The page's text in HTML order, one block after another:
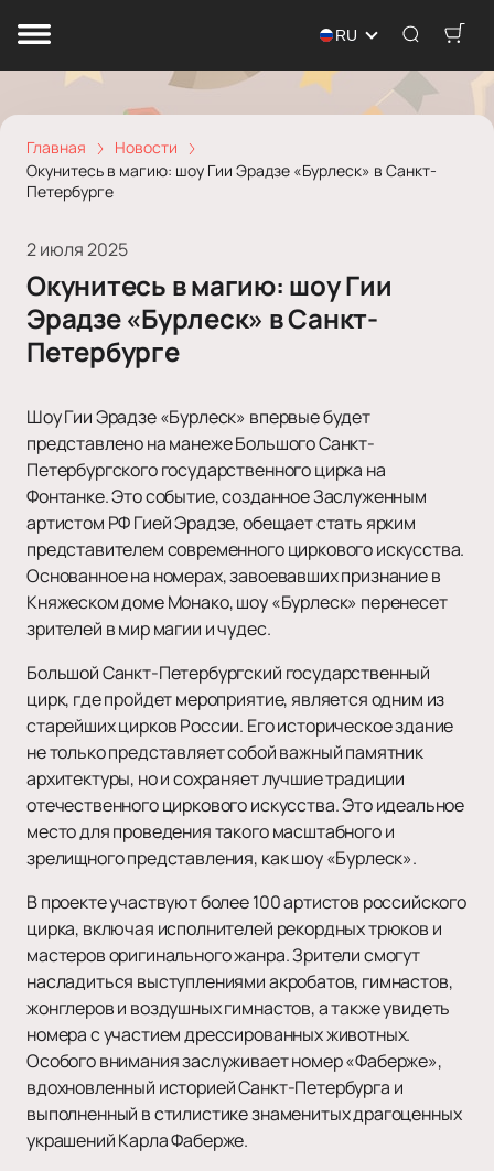
RU
Главная
Новости
Окунитесь в магию: шоу Гии Эрадзе «Бурлеск» в Санкт-
Петербурге
2 июля 2025
Окунитесь в магию: шоу Гии
Эрадзе «Бурлеск» в Санкт-
Петербурге
Шоу Гии Эрадзе «Бурлеск» впервые будет
представлено на манеже Большого Санкт-
Петербургского государственного цирка на
Фонтанке. Это событие, созданное Заслуженным
артистом РФ Гией Эрадзе, обещает стать ярким
представителем современного циркового искусства.
Основанное на номерах, завоевавших признание в
Княжеском доме Монако, шоу «Бурлеск» перенесет
зрителей в мир магии и чудес.
Большой Санкт-Петербургский государственный
цирк, где пройдет мероприятие, является одним из
старейших цирков России. Его историческое здание
не только представляет собой важный памятник
архитектуры, но и сохраняет лучшие традиции
отечественного циркового искусства. Это идеальное
место для проведения такого масштабного и
зрелищного представления, как шоу «Бурлеск».
В проекте участвуют более 100 артистов российского
цирка, включая исполнителей рекордных трюков и
мастеров оригинального жанра. Зрители смогут
насладиться выступлениями акробатов, гимнастов,
жонглеров и воздушных гимнастов, а также увидеть
номера с участием дрессированных животных.
Особого внимания заслуживает номер «Фаберже»,
вдохновленный историей Санкт-Петербурга и
выполненный в стилистике знаменитых драгоценных
украшений Карла Фаберже.